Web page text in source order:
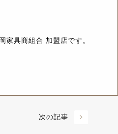
家具商組合 加盟店です。
次の記事